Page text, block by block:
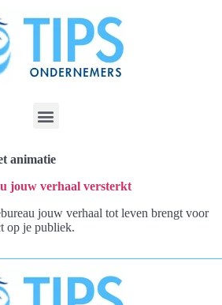
animatie
jouw verhaal versterkt
jouw verhaal tot leven brengt voor
op je publiek.